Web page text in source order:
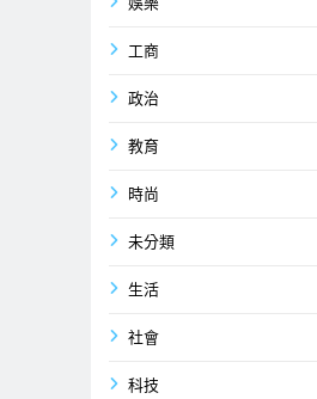
工商
政治
教育
時尚
未分類
生活
社會
科技